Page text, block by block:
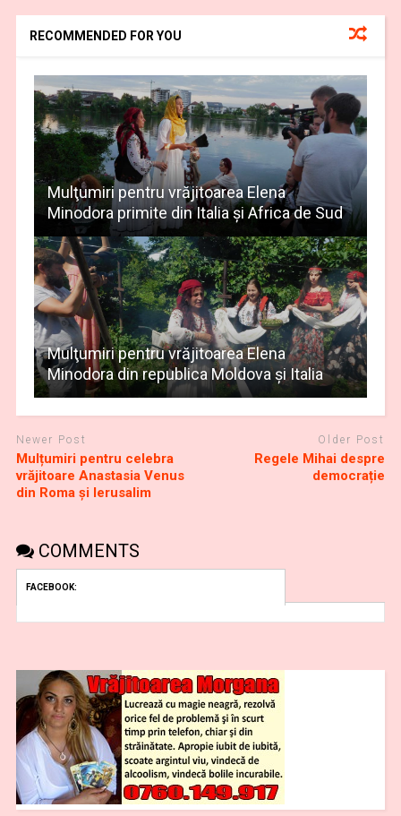
RECOMMENDED FOR YOU
Mulţumiri pentru vrăjitoarea Elena
Minodora primite din Italia și Africa de Sud
Mulţumiri pentru vrăjitoarea Elena
Minodora din republica Moldova și Italia
Newer Post
Mulțumiri pentru celebra
vrăjitoare Anastasia Venus
din Roma și Ierusalim
Older Post
Regele Mihai despre
democrație
COMMENTS
FACEBOOK: